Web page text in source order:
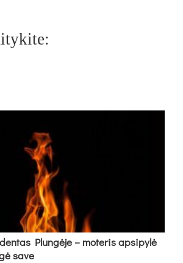
Plun­gė­je – mo­te­ris ap­si­py­lė
sa­ve